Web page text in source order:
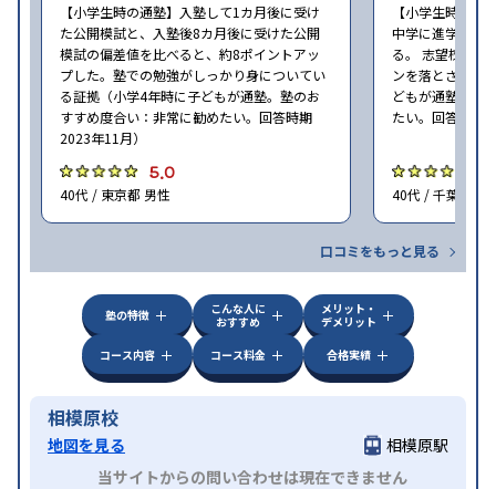
【小学生時の通塾】入塾して1カ月後に受け
た公開模試と、入塾後8カ月後に受けた公開
模試の偏差値を比べると、約8ポイントアッ
プした。塾での勉強がしっかり身についてい
る証拠（小学4年時に子どもが通塾。塾のお
すすめ度合い：非常に勧めたい。回答時期
2023年11月）
5.0
40代 / 東京都 男性
【小学生時の通
中学に進学して
る。 志望校に合
ンを落とさずに
どもが通塾。塾
たい。回答時期
40代 / 千葉県 女
口コミをもっと見る
塾の特徴
こんな人に
おすすめ
メリット・
デメリット
コース内容
コース料金 合格実績
相模原校
地図を見る
相模原駅
当サイトからの問い合わせは現在できません